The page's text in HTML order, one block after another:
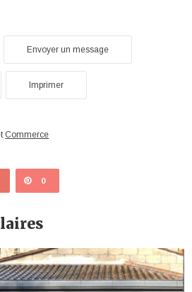
Envoyer un message
Imprimer
Commerce
0